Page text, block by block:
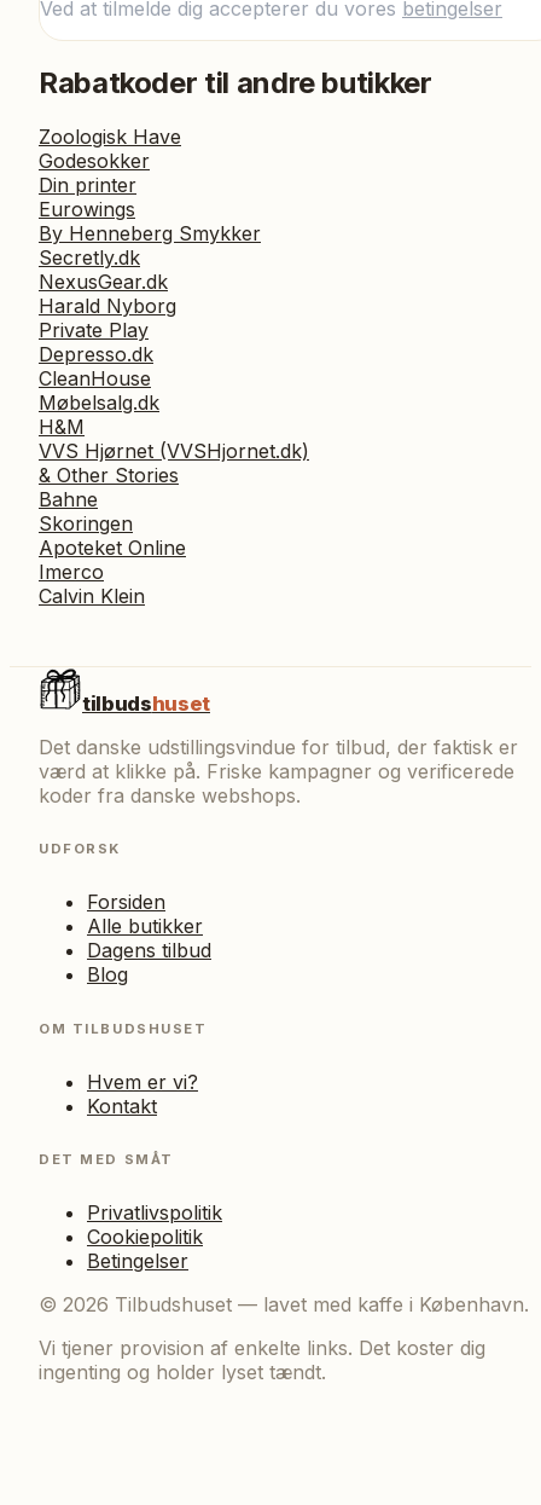
Ved at tilmelde dig accepterer du vores betingelser
Rabatkoder til andre butikker
Zoologisk Have
Godesokker
Din printer
Eurowings
By Henneberg Smykker
Secretly.dk
NexusGear.dk
Harald Nyborg
Private Play
Depresso.dk
CleanHouse
Møbelsalg.dk
H&M
VVS Hjørnet (VVSHjornet.dk)
& Other Stories
Bahne
Skoringen
Apoteket Online
Imerco
Calvin Klein
tilbudshuset
Det danske udstillingsvindue for tilbud, der faktisk er
værd at klikke på. Friske kampagner og verificerede
koder fra danske webshops.
UDFORSK
Forsiden
Alle butikker
Dagens tilbud
Blog
OM TILBUDSHUSET
Hvem er vi?
Kontakt
DET MED SMÅT
Privatlivspolitik
Cookiepolitik
Betingelser
© 2026 Tilbudshuset — lavet med kaffe i København.
Vi tjener provision af enkelte links. Det koster dig
ingenting og holder lyset tændt.